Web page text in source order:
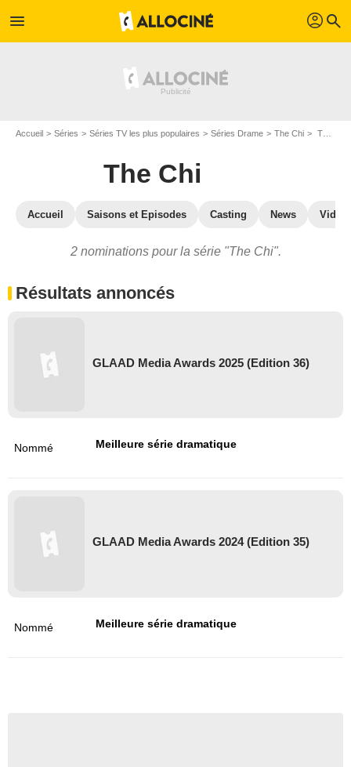
menu profil search
Accueil Séries Séries TV les plus populaires Séries Drame The Chi The Chi : prix et nominations
The Chi
Accueil Saisons et Episodes Casting News
2 nominations pour la série "The Chi".
Résultats annoncés
GLAAD Media Awards 2025 (Edition 36)
Nommé Meilleure série dramatique
GLAAD Media Awards 2024 (Edition 35)
Nommé Meilleure série dramatique